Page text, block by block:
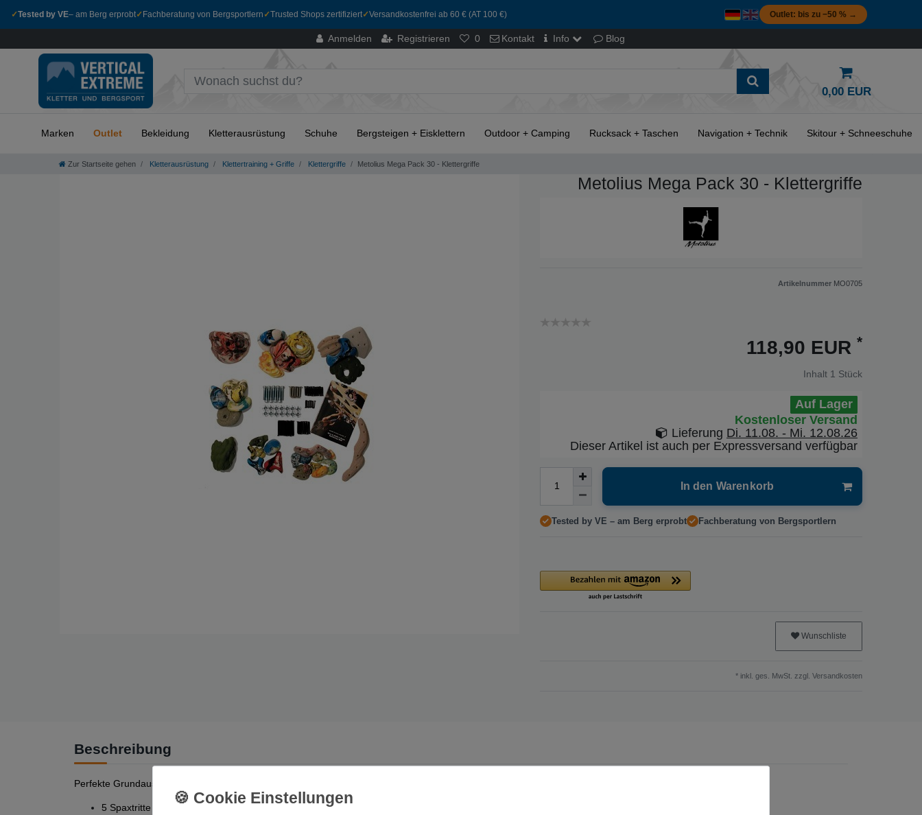
✓Tested by VE– am Berg erprobt✓ Fachberatung von Bergsportlern ✓Trusted Shops zertifiziert✓Versandkostenfrei ab 60 € (AT 100 €) Outlet: bis zu −50 % →
Anmelden Registrieren 0 Kontakt Info Blog
0,00 EUR
Marken Outlet Bekleidung Kletterausrüstung Schuhe Bergsteigen + Eisklettern Outdoor + Camping Rucksack + Taschen Navigation + Technik Skitour + Schneeschuhe
Zur Startseite gehen Kletterausrüstung Klettertraining + Griffe Klettergriffe Metolius Mega Pack 30 - Klettergriffe
Metolius Mega Pack 30 - Klettergriffe
Artikelnummer MO0705
118,90 EUR *
Inhalt 1 Stück
Auf Lager
Kostenloser Versand
Lieferung Di. 11.08. - Mi. 12.08.26
Dieser Artikel ist auch per Expressversand verfügbar
In den Warenkorb
Tested by VE – am Berg erprobt Fachberatung von Bergsportlern
Wunschliste
* inkl. ges. MwSt. zzgl. Versandkosten
Beschreibung
Perfekte Grundausstattung für jede Boulderwand, im 30er Paket enthalten sind:
5 Spaxtritte